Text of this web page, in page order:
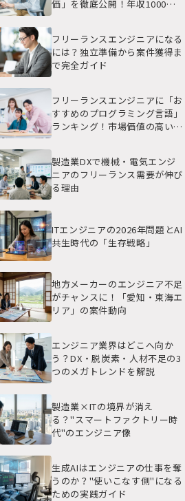
価」を徹底公開！年収1000万
フリーランスエンジニアになる
には？独立準備から案件獲得ま
で完全ガイド
フリーランスエンジニアに「お
すすめのプログラミング言語」
ランキング！市場価値の高いス
製造業DXで機械・電気エンジ
ニアのフリーランス需要が伸び
る理由
ITエンジニアの2026年問題とAI
共生時代の「生存戦略」
地方メーカーのエンジニア不足
がチャンスに！「愛知・東海エ
リア」の案件動向
エンジニア業界はどこへ向か
う？DX・脱炭素・人材不足の3
つのメガトレンドを解説
製造業×ITの境界が消え
る？"スマートファクトリー時
代"のエンジニア像
生成AIはエンジニアの仕事を奪
うのか？"使いこなす側"になる
ための実践ガイド